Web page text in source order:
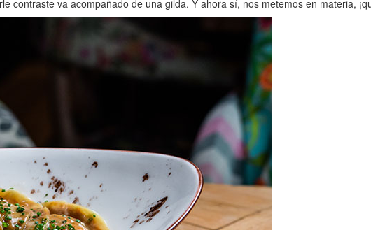
contraste va acompañado de una gilda. Y ahora sí, nos metemos en materia,